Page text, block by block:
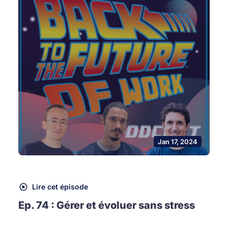
Jan 17, 2024
Lire cet épisode
Ep. 74 : Gérer et évoluer sans stress